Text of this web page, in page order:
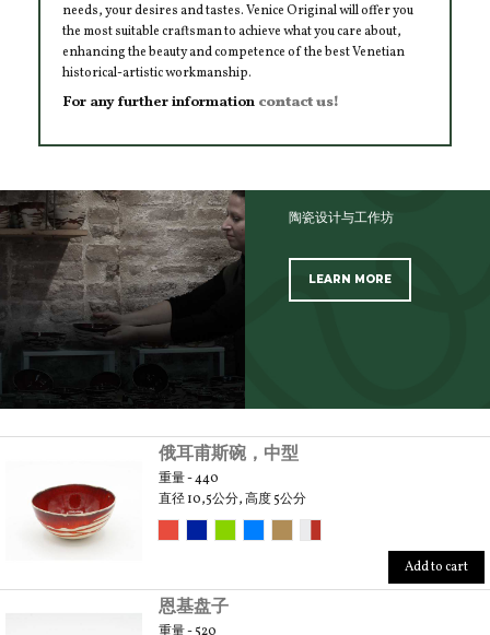
needs, your desires and tastes. Venice Original will offer you
the most suitable craftsman to achieve what you care about,
enhancing the beauty and competence of the best Venetian
historical-artistic workmanship.
For any further information contact us!
陶瓷设计与工作坊
LEARN MORE
俄耳甫斯碗，中型
重量 - 440
直径 10,5公分, 高度 5公分
Add to cart
恩基盘子